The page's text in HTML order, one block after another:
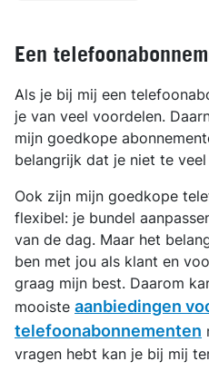
Een
Als je bij mij een
je van veel voordelen.
mijn goedkope
belangrijk dat je niet te
Ook zijn mijn goedkope
flexibel: je bundel
van de dag. Maar het
ben met jou als klant en
graag mijn best. Daarom
mooiste aanbiedingen
telefoonabonnementen
vragen hebt kan je bij mij